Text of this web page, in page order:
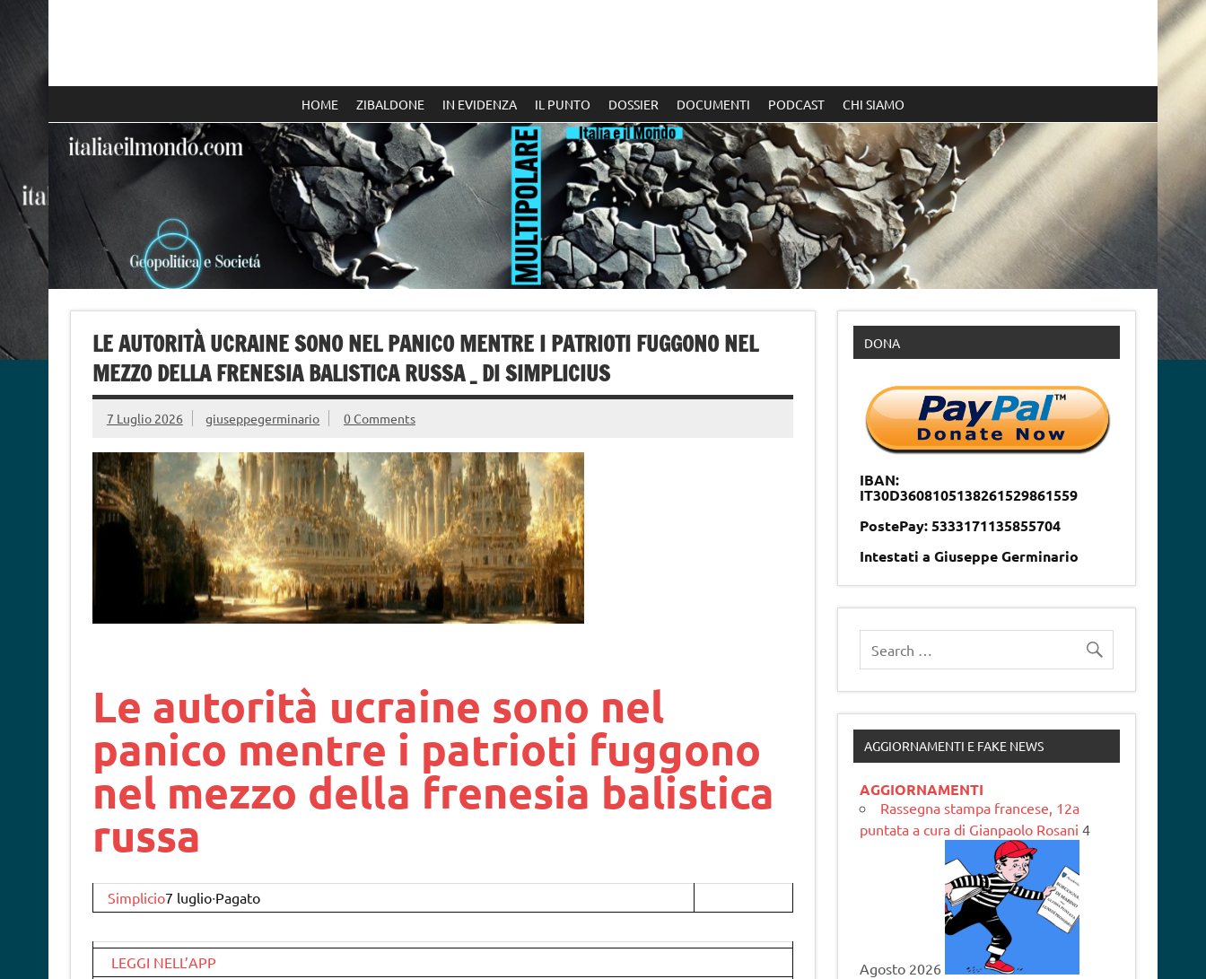
HOME ZIBALDONE IN EVIDENZA IL PUNTO DOSSIER DOCUMENTI PODCAST CHI SIAMO
LE AUTORITÀ UCRAINE SONO NEL PANICO MENTRE I PATRIOTI FUGGONO NEL
MEZZO DELLA FRENESIA BALISTICA RUSSA _ DI SIMPLICIUS
7 Luglio 2026 giuseppegerminario 0 Comments
Le autorità ucraine sono nel
panico mentre i patrioti fuggono
nel mezzo della frenesia balistica
russa
Simplicio7 luglio∙Pagato
LEGGI NELL’APP
DONA
IBAN:
IT30D3608105138261529861559
PostePay: 5333171135855704
Intestati a Giuseppe Germinario
AGGIORNAMENTI E FAKE NEWS
AGGIORNAMENTI
Rassegna stampa francese, 12a
puntata a cura di Gianpaolo Rosani 4
Agosto 2026